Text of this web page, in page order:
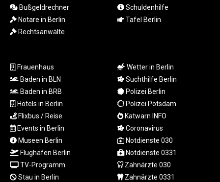
STN 24.505606
SVC 10.10031
TND 3.385657
TRY 54.966336
TTD 7.815788
TWD 37.158306
TZS
3048.165436
UGX
4299.964953
USD 1.152209
UYU 46.490433
Bußgeldrechner
Notare in Berlin
Rechtsanwälte
Schuldenhilfe
Tafel Berlin
Frauenhaus
Baden in BLN
Baden in BRB
Hotels in Berlin
Flixbus / Reise
Events in Berlin
Museen Berlin
Flughäfen Berlin
TV-Programm
Stau in Berlin
Wetter in Berlin
Suchthilfe Berlin
Polizei Berlin
Polizei Potsdam
Katwarn INFO
Coronavirus
Notdienste 030
Notdienste 0331
Zahnärzte 030
Zahnärzte 0331